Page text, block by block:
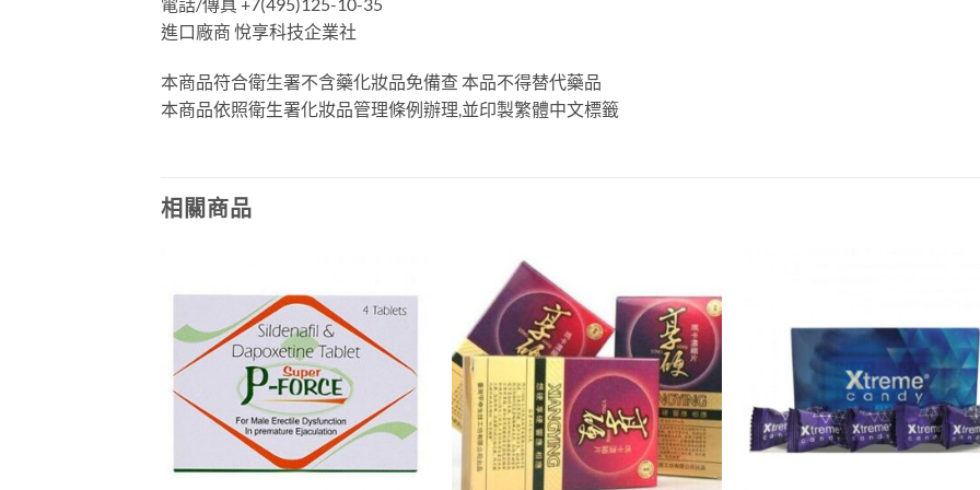
進口廠商 悅享科技企業社
本商品符合衛生署不含藥化妝品免備查 本品不得替代藥品
本商品依照衛生署化妝品管理條例辦理,並印製繁體中文標籤
相關商品